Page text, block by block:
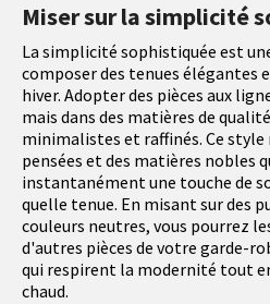
Miser sur la simplicité
La simplicité sophistiquée est
composer des tenues élégantes
hiver. Adopter des pièces aux
mais dans des matières de
minimalistes et raffinés. Ce style
pensées et des matières nobles
instantanément une touche de
quelle tenue. En misant sur des
couleurs neutres, vous pourrez
d'autres pièces de votre garde-
qui respirent la modernité tout
chaud.